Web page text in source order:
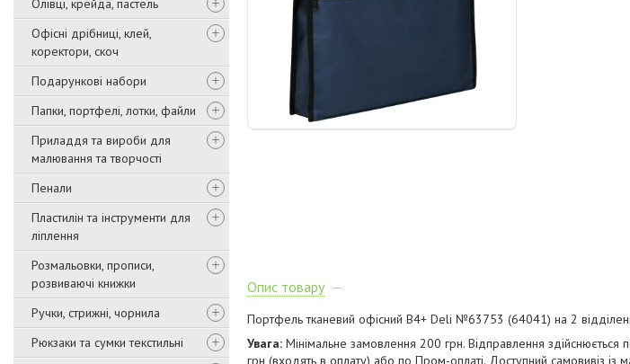
Олівці, крейда, пастель
Офісні дрібниці, клей,
коректори, скоч
Подарункові набори
Папки, портфелі, лотки, файли
Приладдя та вироби для
малювання та творчості
Пенали
Пластилін та інструменти для
ліплення
Розмальовки, прописи,
розвиваючі книжки
Ручки, стрижні, чорнила
Рюкзаки та сумки текстильні
Опис товару
Портфель тканевий офісний В4+ Deli №63753 (64041) на 2
Увага: Мінімальне замовлення 200 грн. Відправлення
грн (входять в оплату) або по Пром-оплаті. Доступний самовивіз із